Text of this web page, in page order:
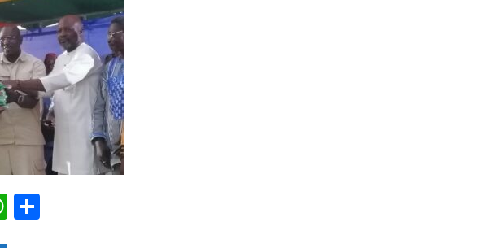
WhatsApp